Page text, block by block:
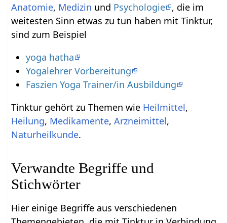
Anatomie, Medizin und Psychologie , die im
weitesten Sinn etwas zu tun haben mit Tinktur,
sind zum Beispiel
yoga hatha
Yogalehrer Vorbereitung
Faszien Yoga Trainer/in Ausbildung
Tinktur gehört zu Themen wie Heilmittel,
Heilung, Medikamente,Arzneimittel,
Naturheilkunde.
Verwandte Begriffe und
Stichwörter
Hier einige Begriffe aus verschiedenen